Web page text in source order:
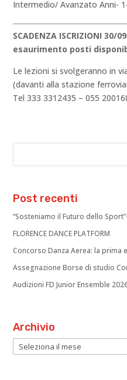
Intermedio/ Avanzato Anni-
SCADENZA ISCRIZIONI
esaurimento posti
Le lezioni si svolgeranno in
(davanti alla stazione
Tel 333 3312435 – 055
Post recenti
“Sosteniamo il Futuro dello
FLORENCE DANCE PLATFORM
Concorso Danza Aerea: la prima
Assegnazione Borse di studio
Audizioni FD Junior Ensemble
Archivio
Archivio